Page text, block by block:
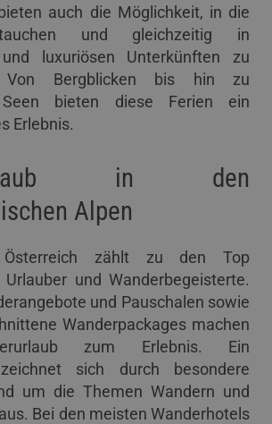
auch die Möglichkeit, in die
und gleichzeitig in
luxuriösen Unterkünften zu
Von Bergblicken bis hin zu
Seen bieten diese Ferien ein
Erlebnis.
in den
Alpen
zählt zu den Top
und Wanderbegeisterte.
und Pauschalen sowie
Wanderpackages machen
zum Erlebnis. Ein
sich durch besondere
um die Themen Wandern und
Bei den meisten Wanderhotels